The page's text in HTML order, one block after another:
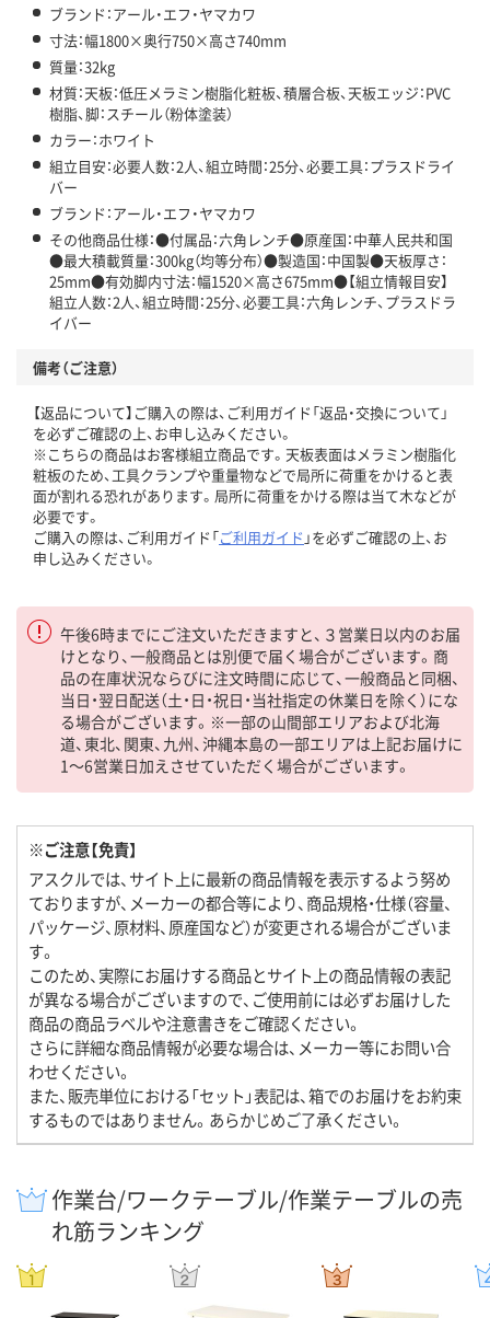
ブランド：アール・エフ・ヤマカワ
寸法：幅1800×奥行750×高さ740mm
質量：32kg
材質：天板：低圧メラミン樹脂化粧板、積層合板、天板エッジ：PVC
樹脂、脚：スチール（粉体塗装）
カラー：ホワイト
組立目安：必要人数：2人、組立時間：25分、必要工具：プラスドライ
バー
ブランド：アール・エフ・ヤマカワ
その他商品仕様：●付属品：六角レンチ●原産国：中華人民共和国
●最大積載質量：300kg（均等分布）●製造国：中国製●天板厚さ：
25mm●有効脚内寸法：幅1520×高さ675mm●【組立情報目安】
組立人数：2人、組立時間：25分、必要工具：六角レンチ、プラスドラ
イバー
備考（ご注意）
【返品について】ご購入の際は、ご利用ガイド「返品・交換について」
を必ずご確認の上、お申し込みください。
※こちらの商品はお客様組立商品です。天板表面はメラミン樹脂化
粧板のため、工具クランプや重量物などで局所に荷重をかけると表
面が割れる恐れがあります。局所に荷重をかける際は当て木などが
必要です。
ご購入の際は、ご利用ガイド「ご利用ガイド 」を必ずご確認の上、お
申し込みください。
午後6時までにご注文いただきますと、３営業日以内のお届
けとなり、一般商品とは別便で届く場合がございます。商
品の在庫状況ならびに注文時間に応じて、一般商品と同梱、
当日・翌日配送（土・日・祝日・当社指定の休業日を除く）にな
る場合がございます。※一部の山間部エリアおよび北海
道、東北、関東、九州、沖縄本島の一部エリアは上記お届けに
1～6営業日加えさせていただく場合がございます。
※ご注意【免責】
アスクルでは、サイト上に最新の商品情報を表示するよう努め
ておりますが、メーカーの都合等により、商品規格・仕様（容量、
パッケージ、原材料、原産国など）が変更される場合がございま
す。
このため、実際にお届けする商品とサイト上の商品情報の表記
が異なる場合がございますので、ご使用前には必ずお届けした
商品の商品ラベルや注意書きをご確認ください。
さらに詳細な商品情報が必要な場合は、メーカー等にお問い合
わせください。
また、販売単位における「セット」表記は、箱でのお届けをお約束
するものではありません。あらかじめご了承ください。
作業台/ワークテーブル/作業テーブルの売
れ筋ランキング